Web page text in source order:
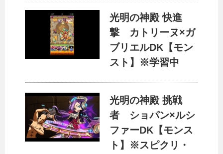
光明の神殿 快進
撃 カトリーヌ×ガ
ブリエルDK【モン
スト】※学習中
光明の神殿 挑戦
者 ショパン×ルシ
ファーDK【モンス
ト】※スピクリ・